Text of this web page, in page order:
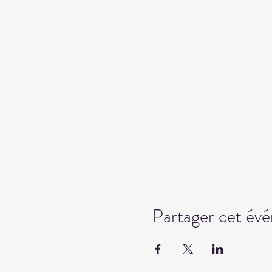
Partager cet